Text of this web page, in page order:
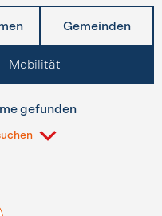
Gemeinden
Mobilität
gefunden